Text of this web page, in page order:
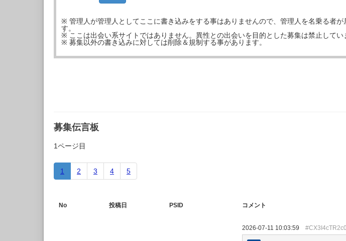
※ 管理人が管理人としてここに書き込みをする事はありませんので、管理人を名乗る者
す。
※ ここは出会い系サイトではありません。異性との出会いを目的とした募集は禁止してい
※ 募集以外の書き込みに対しては削除＆規制する事があります。
募集伝言板
1ページ目
1 2 3 4 5
No 投稿日 PSID コメント
2026-07-11 10:03:59